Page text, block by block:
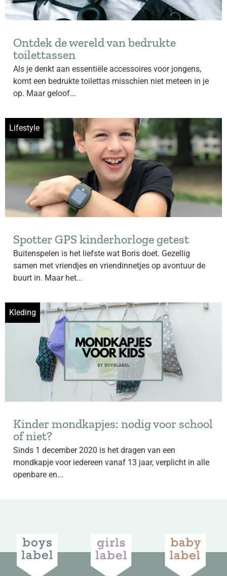
Ontdek de wereld van bedrukte
toilettassen
Als je denkt aan essentiële accessoires voor jongens,
komt een bedrukte toilettas misschien niet meteen in je
op. Maar geloof...
Lifestyle
Spotter GPS kinderhorloge getest
Buitenspelen is het liefste wat Boris doet. Gezellig
samen met vriendjes en vriendinnetjes op avontuur de
buurt in. Maar het...
Kleding
Kinder mondkapjes: nodig voor school
of niet?
Sinds 1 december 2020 is het dragen van een
mondkapje voor iedereen vanaf 13 jaar, verplicht in alle
openbare en...